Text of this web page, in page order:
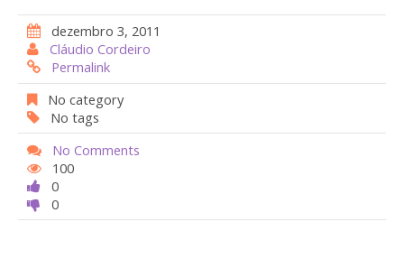
e
b
o
o
k
at
s
A
p
p
itt
er
er
st
dezembro 3, 2011
Cláudio Cordeiro
Permalink
No category
No tags
No Comments
100
0
0